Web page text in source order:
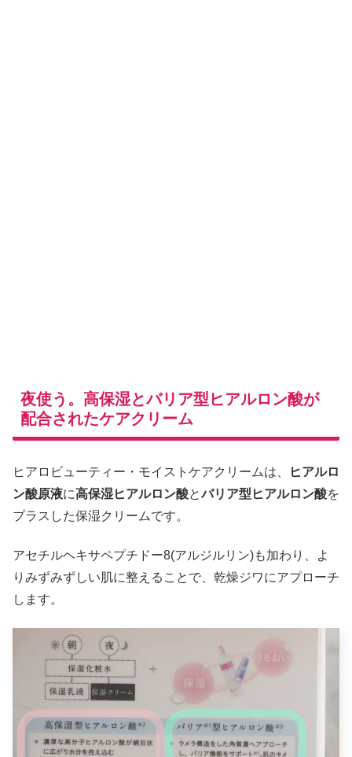
夜使う。高保湿とバリア型ヒアルロン酸が
配合されたケアクリーム
ヒアロビューティー・モイストケアクリームは、
ヒアルロ
ン酸原液に高保湿ヒアルロン酸とバリア型ヒアルロン酸を
プラスした保湿クリームです。
アセチルヘキサペプチドー8(アルジルリン)も加わり、よ
りみずみずしい肌に整えることで、乾燥ジワにアプローチ
します。